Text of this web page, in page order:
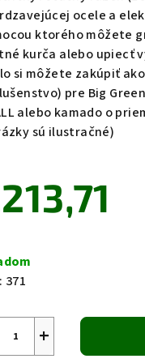
ocele a
ktorého môžete
kurča alebo upiecť
si môžete zakúpiť
pre Big Green
alebo kamado o
sú ilustračné)
371
+